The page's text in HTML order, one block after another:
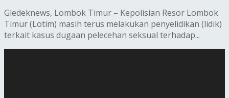
Gledeknews, Lombok Timur – Kepolisian Resor Lombok
Timur (Lotim) masih terus melakukan penyelidikan (lidik)
terkait kasus dugaan pelecehan seksual terhadap...